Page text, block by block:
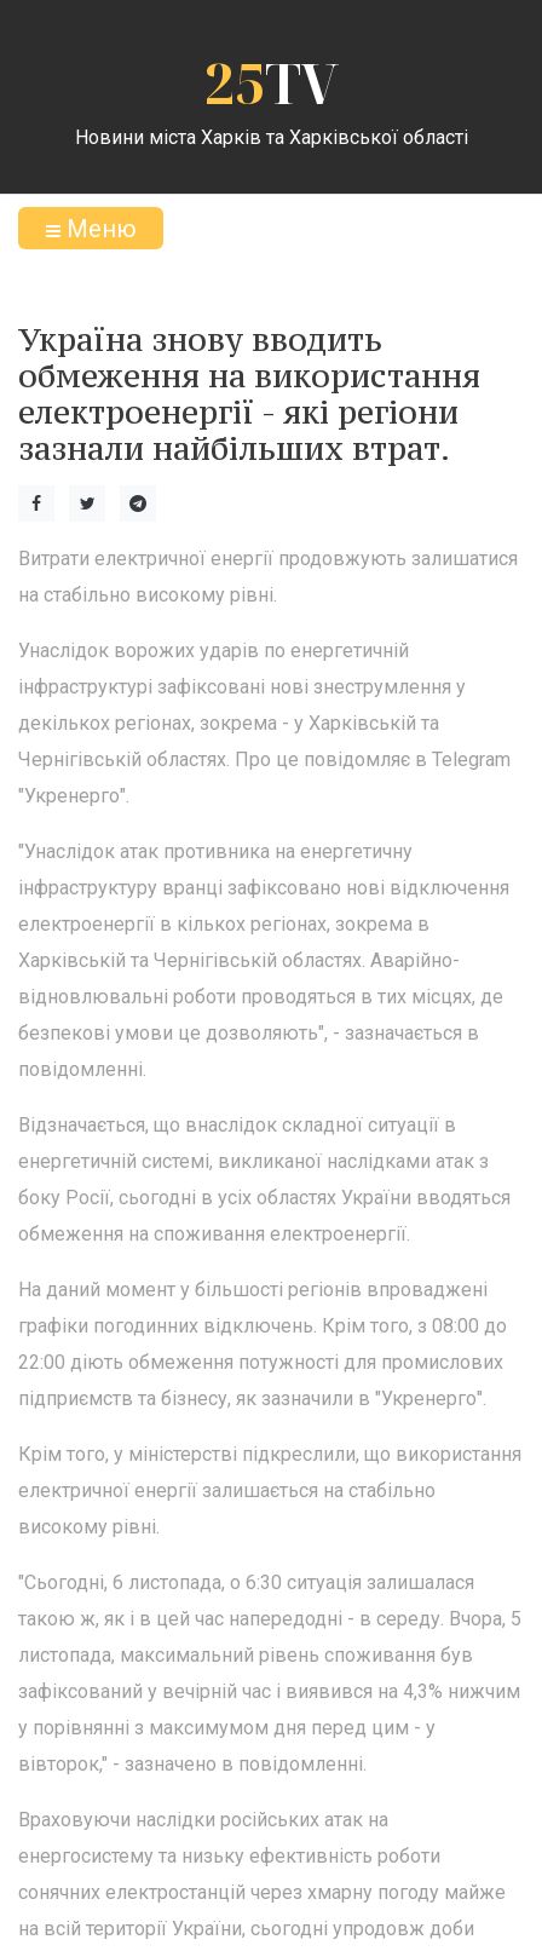
25TV
Новини міста Харків та Харківської області
Меню
Україна знову вводить
обмеження на використання
електроенергії - які регіони
зазнали найбільших втрат.
Витрати електричної енергії продовжують залишатися
на стабільно високому рівні.
Унаслідок ворожих ударів по енергетичній
інфраструктурі зафіксовані нові знеструмлення у
декількох регіонах, зокрема - у Харківській та
Чернігівській областях. Про це повідомляє в Telegram
"Укренерго".
"Унаслідок атак противника на енергетичну
інфраструктуру вранці зафіксовано нові відключення
електроенергії в кількох регіонах, зокрема в
Харківській та Чернігівській областях. Аварійно-
відновлювальні роботи проводяться в тих місцях, де
безпекові умови це дозволяють", - зазначається в
повідомленні.
Відзначається, що внаслідок складної ситуації в
енергетичній системі, викликаної наслідками атак з
боку Росії, сьогодні в усіх областях України вводяться
обмеження на споживання електроенергії.
На даний момент у більшості регіонів впроваджені
графіки погодинних відключень. Крім того, з 08:00 до
22:00 діють обмеження потужності для промислових
підприємств та бізнесу, як зазначили в "Укренерго".
Крім того, у міністерстві підкреслили, що використання
електричної енергії залишається на стабільно
високому рівні.
"Сьогодні, 6 листопада, о 6:30 ситуація залишалася
такою ж, як і в цей час напередодні - в середу. Вчора, 5
листопада, максимальний рівень споживання був
зафіксований у вечірній час і виявився на 4,3% нижчим
у порівнянні з максимумом дня перед цим - у
вівторок," - зазначено в повідомленні.
Враховуючи наслідки російських атак на
енергосистему та низьку ефективність роботи
сонячних електростанцій через хмарну погоду майже
на всій території України, сьогодні упродовж доби